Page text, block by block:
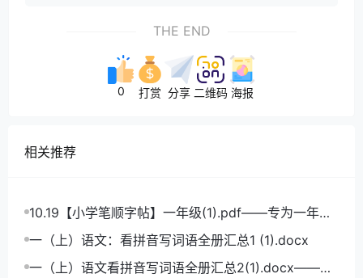
THE END
0 打赏 分享 二维码 海报
相关推荐
10.19【小学笔顺字帖】一年级(1).pdf——专为一年级
学生打造的笔顺练习宝典
一（上）语文：看拼音写词语全册汇总1 (1).docx
一（上）语文看拼音写词语全册汇总2(1).docx——小